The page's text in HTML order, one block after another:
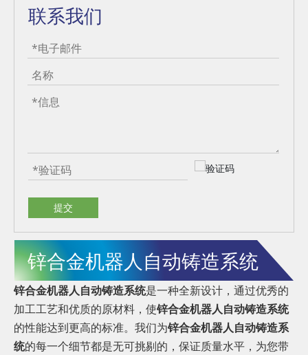
联系我们
提交
锌合金机器人自动铸造系统
锌合金机器人自动铸造系统是一种全新设计，通过优秀的
加工工艺和优质的原材料，使锌合金机器人自动铸造系统
的性能达到更高的标准。我们为锌合金机器人自动铸造系
统的每一个细节都是无可挑剔的，保证质量水平，为您带